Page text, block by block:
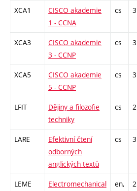
XCA1
CISCO akademie
1 - CCNA
cs 3
XCA3
CISCO akademie
3 - CCNP
cs 3
XCA5
CISCO akademie
5 - CCNP
cs 3
LFIT
Dějiny a filozofie
techniky
cs 2
LARE
Efektivní čtení
odborných
anglických textů
cs 3
LEME
Electromechanical
en,
2